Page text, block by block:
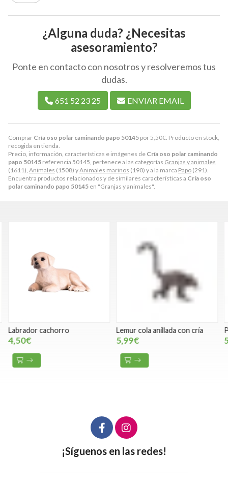
Comprar Cría oso polar caminando papo 50145 por 5,50€ . Producto en stock,
recogida en tienda.
Precio, información, características e imágenes de Cría oso polar caminando
papo 50145 referencia 50145, pertenece a las categorías Granjas y animales
(1611), Animales (1508) yAnimales marinos (190) y a la marca Papo (291).
Encuentra productos relacionados y de similares características a Cría oso
polar caminando papo 50145 en "Granjas y animales".
¿Alguna duda? ¿Necesitas
asesoramiento?
Ponte en contacto con nosotros y resolveremos tus
dudas.
651 52 23 25 ENVIAR EMAIL
Labrador cachorro
4,50€
Lemur cola anillada con cría
5,99€
¡Síguenos en las redes!